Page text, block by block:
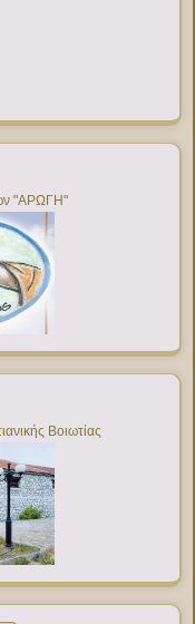
"ΑΡΩΓΗ"
Βοιωτίας